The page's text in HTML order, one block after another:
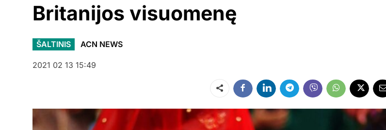
Britanijos visuomenę
ŠALTINIS ACN NEWS
2021 02 13 15:49
Dalintis